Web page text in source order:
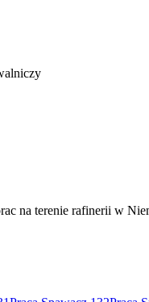
na terenie rafinerii w